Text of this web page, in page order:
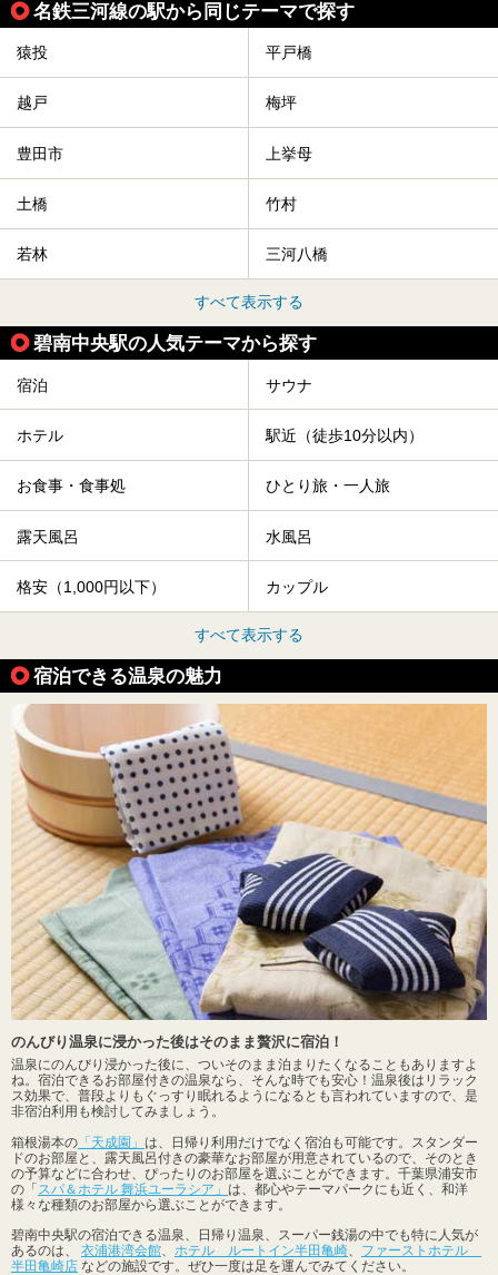
名鉄三河線の駅から同じテーマで探す
猿投 平戸橋
越戸 梅坪
豊田市 上挙母
土橋 竹村
若林 三河八橋
すべて表示する
碧南中央駅の人気テーマから探す
宿泊 サウナ
ホテル 駅近（徒歩10分以内）
お食事・食事処 ひとり旅・一人旅
露天風呂 水風呂
格安（1,000円以下） カップル
すべて表示する
宿泊できる温泉の魅力
のんびり温泉に浸かった後はそのまま贅沢に宿泊！
温泉にのんびり浸かった後に、ついそのまま泊まりたくなることもありますよ
ね。宿泊できるお部屋付きの温泉なら、そんな時でも安心！温泉後はリラック
ス効果で、普段よりもぐっすり眠れるようになるとも言われていますので、是
非宿泊利用も検討してみましょう。
箱根湯本の 「天成園」 は、日帰り利用だけでなく宿泊も可能です。スタンダー
ドのお部屋と、露天風呂付きの豪華なお部屋が用意されているので、そのとき
の予算などに合わせ、ぴったりのお部屋を選ぶことができます。千葉県浦安市
の「スパ＆ホテル 舞浜ユーラシア」 は、都心やテーマパークにも近く、和洋
様々な種類のお部屋から選ぶことができます。
碧南中央駅の宿泊できる温泉、日帰り温泉、スーパー銭湯の中でも特に人気が
あるのは、 衣浦港湾会館、 ホテル ルートイン半田亀崎、 ファーストホテル
半田亀崎店 などの施設です。ぜひ一度は足を運んでみてください。